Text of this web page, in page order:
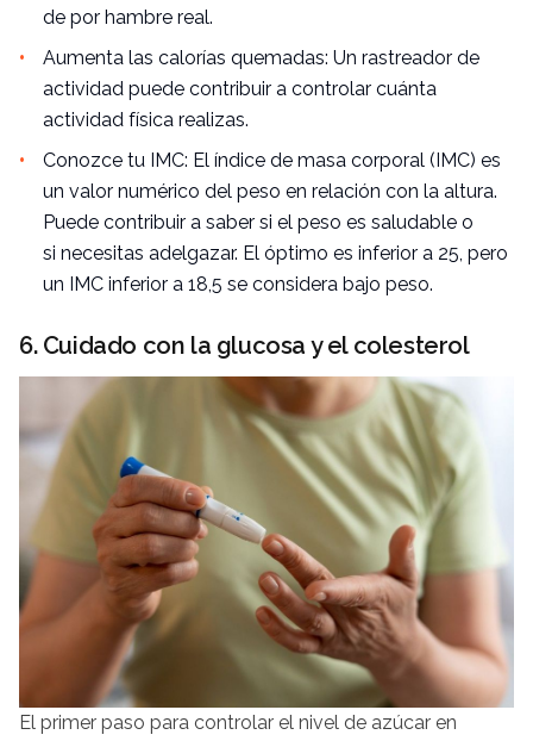
de por hambre real.
Aumenta las calorías quemadas: Un rastreador de
actividad puede contribuir a controlar cuánta
actividad física realizas.
Conozce tu IMC: El índice de masa corporal (IMC) es
un valor numérico del peso en relación con la altura.
Puede contribuir a saber si el peso es saludable o
si necesitas adelgazar. El óptimo es inferior a 25, pero
un IMC inferior a 18,5 se considera bajo peso.
6. Cuidado con la glucosa y el colesterol
El primer paso para controlar el nivel de azúcar en